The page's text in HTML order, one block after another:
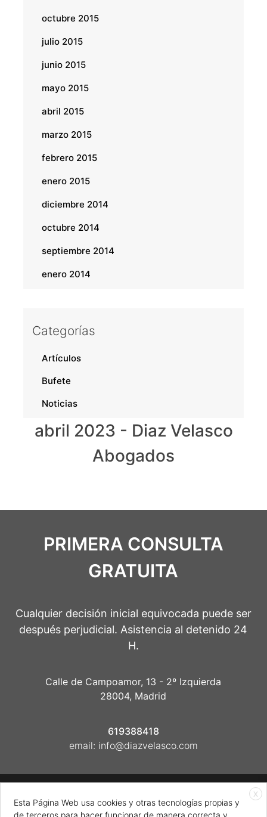
octubre 2015
julio 2015
junio 2015
mayo 2015
abril 2015
marzo 2015
febrero 2015
enero 2015
diciembre 2014
octubre 2014
septiembre 2014
enero 2014
Categorías
Artículos
Bufete
Noticias
abril 2023 - Diaz Velasco
Abogados
PRIMERA CONSULTA
GRATUITA
Cualquier decisión inicial equivocada puede ser
después perjudicial. Asistencia al detenido 24
H.
Calle de Campoamor, 13 - 2º Izquierda
28004, Madrid
619388418
email: info@diazvelasco.com
Powered by ESSENZIAL| Copyright © 2026 Díaz
X
Esta Página Web usa cookies y otras tecnologías propias y
de terceros para hacer funcionar de manera correcta y